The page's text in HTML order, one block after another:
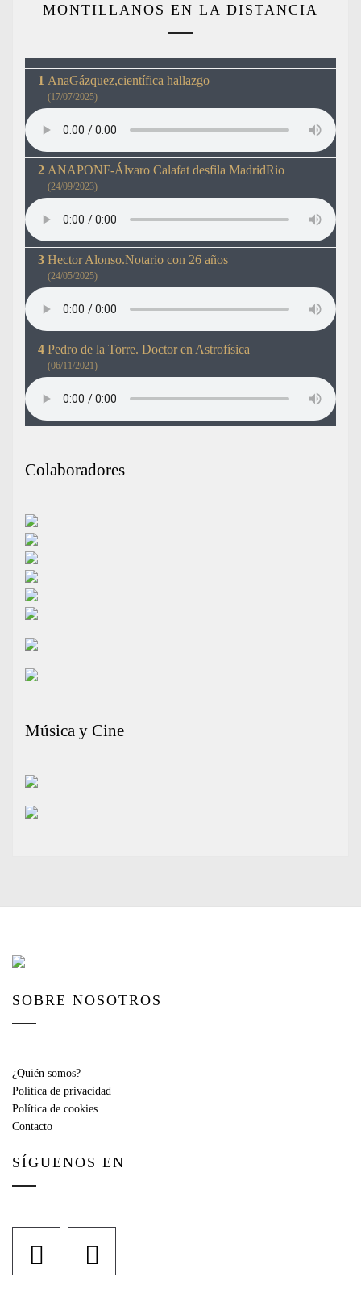
MONTILLANOS EN LA DISTANCIA
AnaGázquez,científica hallazgo
(17/07/2025)
ANAPONF-Álvaro Calafat desfila MadridRio
(24/09/2023)
Hector Alonso.Notario con 26 años
(24/05/2025)
Pedro de la Torre. Doctor en Astrofísica
(06/11/2021)
Colaboradores
Música y Cine
SOBRE NOSOTROS
¿Quién somos?
Política de privacidad
Política de cookies
Contacto
SÍGUENOS EN